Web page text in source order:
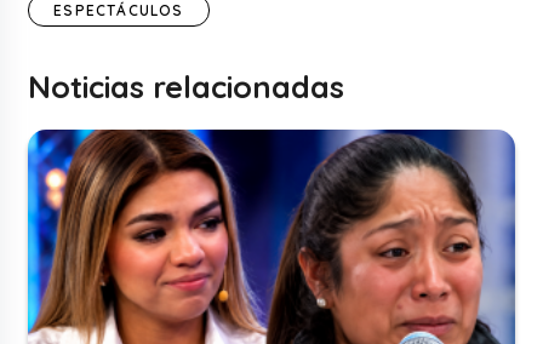
ESPECTÁCULOS
Noticias relacionadas